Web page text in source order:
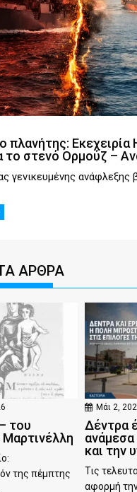
πλανήτης: Εκεχειρία
το στενό Ορμούζ –
γενικευμένης ανάφλεξης
ΑΡΘΡΑ
του
της πέμπτης
Μάι 2,
Δέντρα
ανάμεσα
και την
Τις
αφορμή